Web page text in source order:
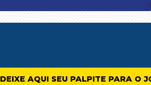
DEIXE AQUI SEU PALPITE PARA O